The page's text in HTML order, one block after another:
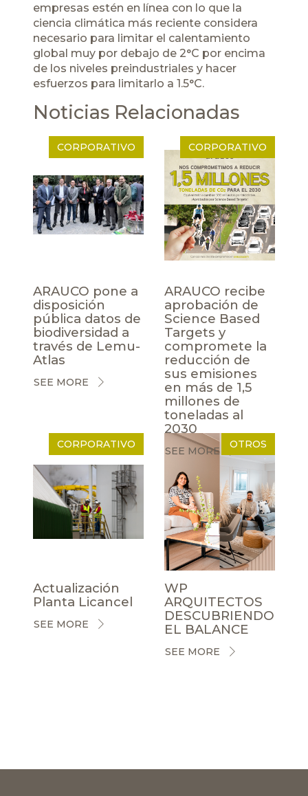
empresas estén en línea con lo que la
ciencia climática más reciente considera
necesario para limitar el calentamiento
global muy por debajo de 2°C por encima
de los niveles preindustriales y hacer
esfuerzos para limitarlo a 1.5°C.
Noticias Relacionadas
CORPORATIVO
ARAUCO pone a
disposición
pública datos de
biodiversidad a
través de Lemu-
Atlas
SEE MORE
CORPORATIVO
ARAUCO recibe
aprobación de
Science Based
Targets y
compromete la
reducción de
sus emisiones
en más de 1,5
millones de
toneladas al
2030
SEE MORE
CORPORATIVO
Actualización
Planta Licancel
SEE MORE
OTROS
WP
ARQUITECTOS
DESCUBRIENDO
EL BALANCE
SEE MORE